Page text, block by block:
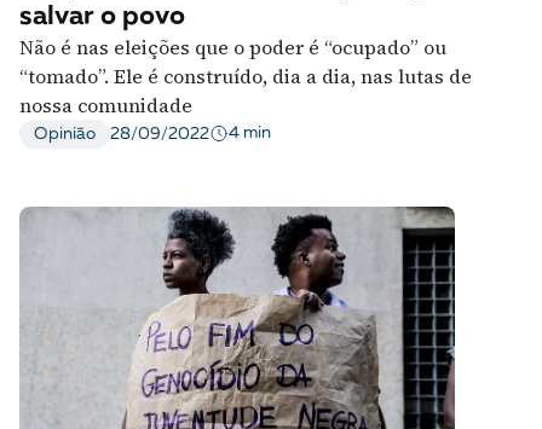
salvar o povo
Não é nas eleições que o poder é “ocupado” ou
“tomado”. Ele é construído, dia a dia, nas lutas de
nossa comunidade
Opinião 28/09/2022 4 min